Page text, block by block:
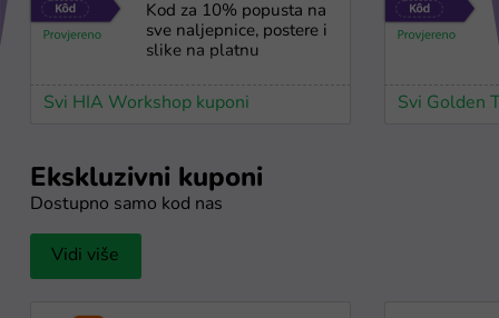
Kod za 10% popusta na
sve naljepnice, postere i
slike na platnu
Svi HIA Workshop kuponi Svi Golden
Ekskluzivni kuponi
Dostupno samo kod nas
Vidi više